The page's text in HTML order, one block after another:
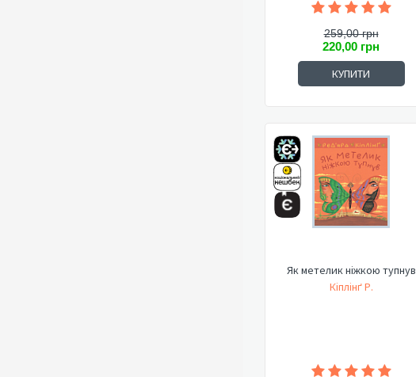
259,00 грн
220,00 грн
КУПИТИ
Як метелик ніжкою тупнув
Кіплінґ Р.